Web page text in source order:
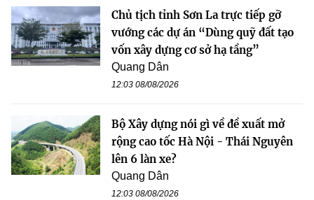
Chủ tịch tỉnh Sơn La trực tiếp gỡ
vướng các dự án “Dùng quỹ đất tạo
vốn xây dựng cơ sở hạ tầng”
Quang Dân
12:03 08/08/2026
Bộ Xây dựng nói gì về đề xuất mở
rộng cao tốc Hà Nội - Thái Nguyên
lên 6 làn xe?
Quang Dân
12:03 08/08/2026